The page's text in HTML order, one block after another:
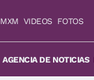
MXM VIDEOS FOTOS
AGENCIA DE NOTICIAS